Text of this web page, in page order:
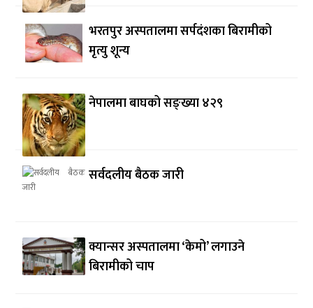
भरतपुर अस्पतालमा सर्पदंशका बिरामीको
मृत्यु शून्य
नेपालमा बाघको सङ्ख्या ४२९
सर्वदलीय बैठक जारी
क्यान्सर अस्पतालमा ‘केमो’ लगाउने
बिरामीको चाप